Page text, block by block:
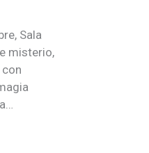
Sala
misterio,